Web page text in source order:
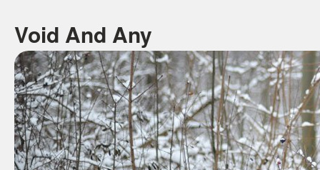
Void And Any